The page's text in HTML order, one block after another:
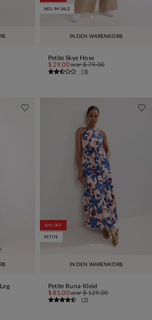
IN DEN WARENKORB
NEU IM SALE
Petite Skye Hose
$ 29.00war$ 79.00
(3)
IN DEN WARENKORB
30% OFF
PETITE
Petite Runa-Kleid
$ 85.00war$ 129.00
(2)